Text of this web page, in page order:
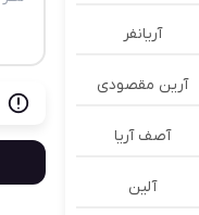
آریانفر
آرین مقصودی
آصف آریا
آلین